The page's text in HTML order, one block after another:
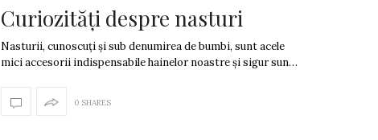
Curiozități despre nasturi
Nasturii, cunoscuți și sub denumirea de bumbi, sunt acele
mici accesorii indispensabile hainelor noastre și sigur sun…
0 SHARES